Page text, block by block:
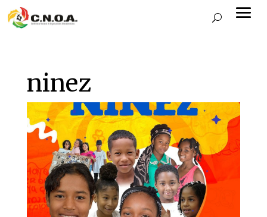
ninez